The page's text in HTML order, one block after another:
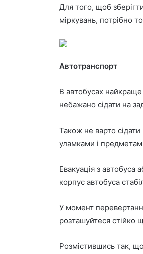
Для того, щоб
міркувань, потрібно
Автотранспорт
В автобусах найкраще
небажано сідати на
Також не варто сідати
уламками і
Евакуація з автобуса
корпус автобуса
У момент
розташуйтеся стійко
Розмістившись так,